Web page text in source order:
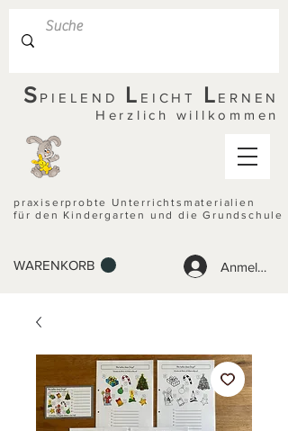
S PIELEND L EICHT L ERNEN
Herzlich willkommen
praxiserprobte Unterrichtsmaterialien
für den Kindergarten und die Grundschule
WARENKORB Anmelden